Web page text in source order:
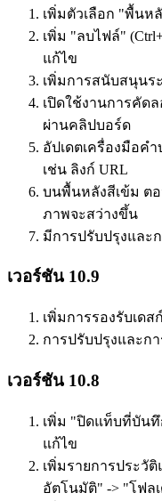
เพิ่มตัวเลือก "พื้นห
เพิ่ม "ลบไฟล์"
แก้ไข
เพิ่มการสนับสนุนร
เปิดใช้งานการคัด
ผ่านคลิปบอร์ด
อัปเดตเครื่องมือค
เช่น ลิงก์ URL
บนพื้นหลังสีเข้ม ต
ภาพจะสว่างขึ้น
มีการปรับปรุงและ
เวอร์ชัน 10.9
เพิ่มการรองรับเดส
การปรับปรุงและก
เวอร์ชัน 10.8
เพิ่ม "ปิดแท็บที่บันทึ
แก้ไข
เพิ่มรายการประวั
อัตโนมัติ" -> "โฟล